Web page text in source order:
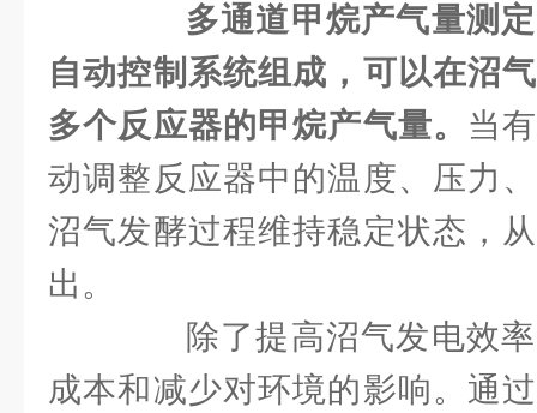
多通道甲烷产气量测
自动控制系统组成，可以在沼
多个反应器的甲烷产气量。 当
动调整反应器中的温度、压力
沼气发酵过程维持稳定状态，
出。
除了提高沼气发电效率
成本和减少对环境的影响。通